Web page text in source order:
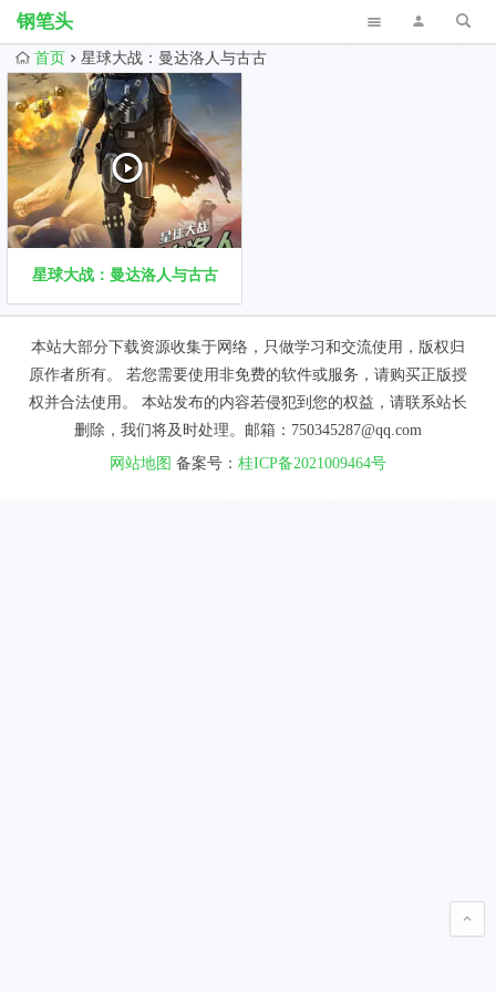
钢笔头
首页 星球大战：曼达洛人与古古
星球大战：曼达洛人与古古
本站大部分下载资源收集于网络，只做学习和交流使用，版权归
原作者所有。 若您需要使用非免费的软件或服务，请购买正版授
权并合法使用。 本站发布的内容若侵犯到您的权益，请联系站长
删除，我们将及时处理。邮箱：750345287@qq.com
网站地图 备案号： 桂ICP备2021009464号